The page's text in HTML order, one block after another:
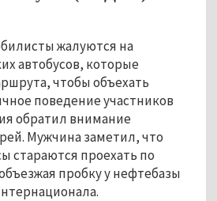
жалуются на
автобусов, которые
чтобы объехать
поведение участников
обратил внимание
Мужчина заметил, что
стараются проехать по
пробку у нефтебазы